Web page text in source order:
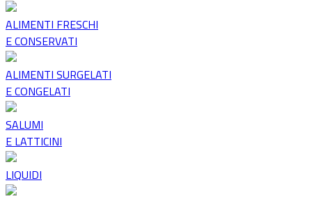
ALIMENTI FRESCHI
E CONSERVATI
ALIMENTI SURGELATI
E CONGELATI
SALUMI
E LATTICINI
LIQUIDI